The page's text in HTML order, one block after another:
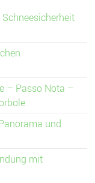
– Passo Nota –
und
mit